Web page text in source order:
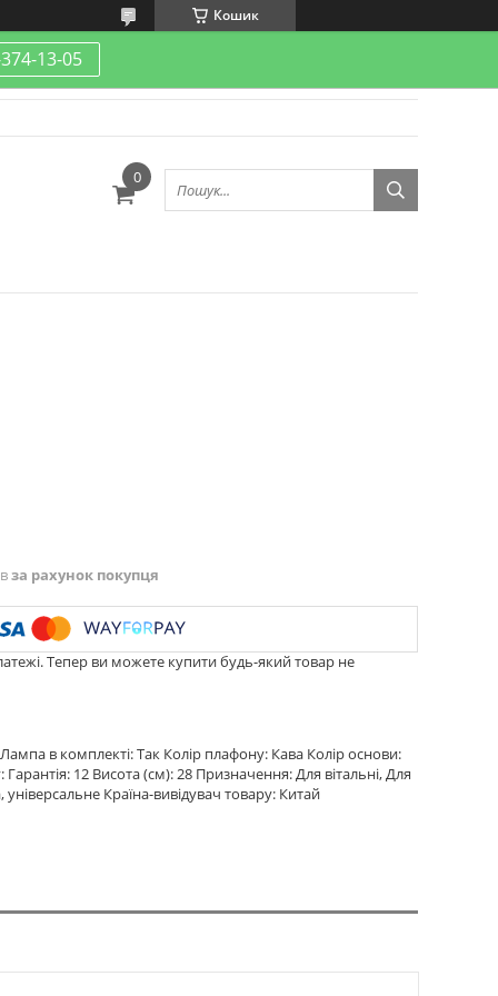
Кошик
13-05
за рахунок покупця
Тепер ви можете купити будь-який товар не
в комплекті: Так Колір плафону: Кава Колір основи:
12 Висота (см): 28 Призначення: Для вітальні, Для
Країна-вивідувач товару: Китай